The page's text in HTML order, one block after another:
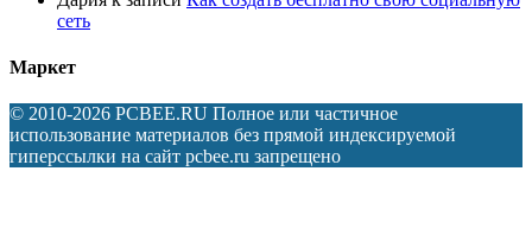
сеть
Маркет
© 2010-2026 PCBEE.RU Полное или частичное
использование материалов без прямой индексируемой
гиперссылки на сайт pcbee.ru запрещено